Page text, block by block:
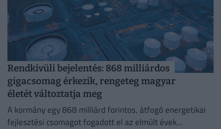
Rendkívüli bejelentés: 868 milliárdos
gigacsomag érkezik, rengeteg magyar
életét változtatja meg
A kormány egy 868 milliárd forintos, átfogó energetikai
fejlesztési csomagot fogadott el az elmúlt évek